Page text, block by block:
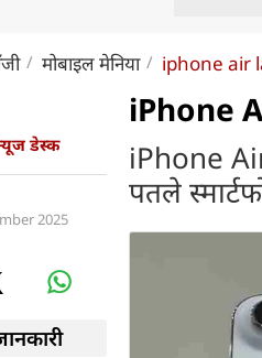
मोबाइल मेनिया iphone air
डेस्क
2025
iPhone
iPhone
पतले